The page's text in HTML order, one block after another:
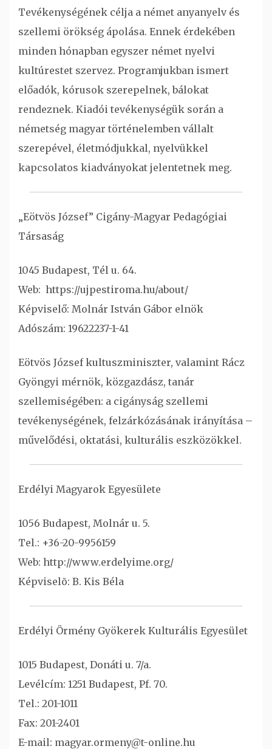
Tevékenységének célja a német anyanyelv és
szellemi örökség ápolása. Ennek érdekében
minden hónapban egyszer német nyelvi
kultúrestet szervez. Programjukban ismert
előadók, kórusok szerepelnek, bálokat
rendeznek. Kiadói tevékenységük során a
németség magyar történelemben vállalt
szerepével, életmódjukkal, nyelvükkel
kapcsolatos kiadványokat jelentetnek meg.
„Eötvös József” Cigány-Magyar Pedagógiai
Társaság
1045 Budapest, Tél u. 64.
Web: https://ujpestiroma.hu/about/
Képviselő: Molnár István Gábor elnök
Adószám: 19622237-1-41
Eötvös József kultuszminiszter, valamint Rácz
Gyöngyi mérnök, közgazdász, tanár
szellemiségében: a cigányság szellemi
tevékenységének, felzárkózásának irányítása –
művelődési, oktatási, kulturális eszközökkel.
Erdélyi Magyarok Egyesülete
1056 Budapest, Molnár u. 5.
Tel.: +36-20-9956159
Web: http://www.erdelyime.org/
Képviselõ: B. Kis Béla
Erdélyi Örmény Gyökerek Kulturális Egyesület
1015 Budapest, Donáti u. 7/a.
Levélcím: 1251 Budapest, Pf. 70.
Tel.: 201-1011
Fax: 201-2401
E-mail: magyar.ormeny@t-online.hu